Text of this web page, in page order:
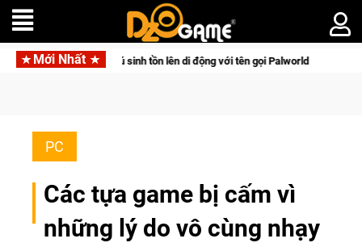
Mới Nhất
lên di động với tên gọi Palworld Online Norse Saga Chính
PC
Các tựa game bị cấm vì
những lý do vô cùng nhạy